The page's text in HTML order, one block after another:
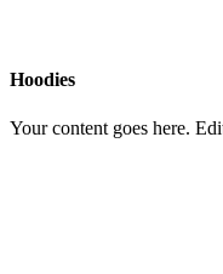
Hoodies
Your content goes here.